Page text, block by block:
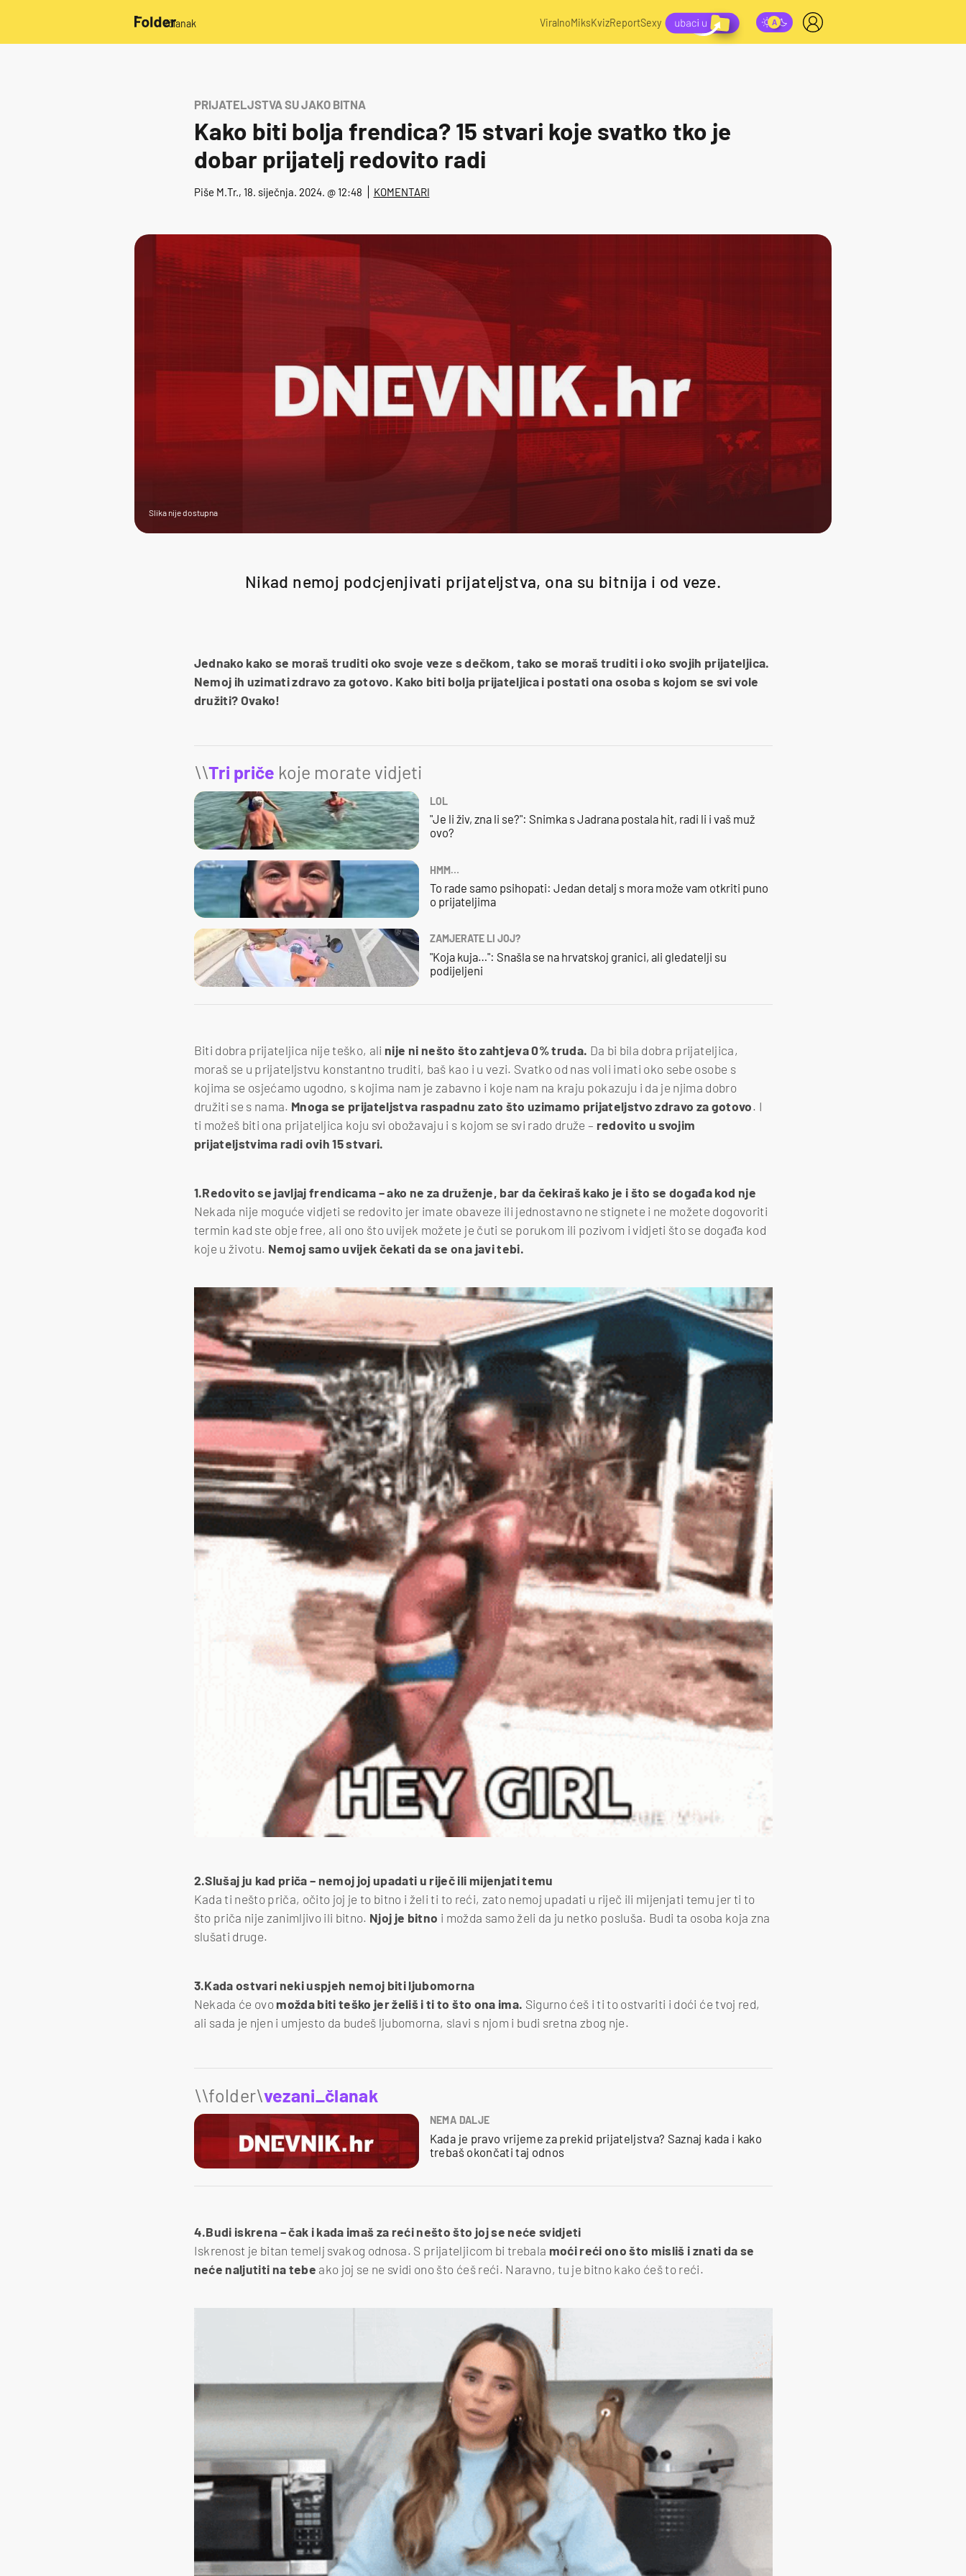
/članak ViralnoMiksKvizReportSexy
PRIJATELJSTVA SU JAKO BITNA
Kako biti bolja frendica? 15 stvari koje svatko tko je
dobar prijatelj redovito radi
Piše M.Tr., 18. siječnja. 2024. @ 12:48 KOMENTARI
Slika nije dostupna
Nikad nemoj podcjenjivati prijateljstva, ona su bitnija i od veze.
Jednako kako se moraš truditi oko svoje veze s dečkom, tako se moraš truditi i oko svojih prijateljica.
Nemoj ih uzimati zdravo za gotovo. Kako biti bolja prijateljica i postati ona osoba s kojom se svi vole
družiti? Ovako!
\\Tri priče koje morate vidjeti
LOL
"Je li živ, zna li se?": Snimka s Jadrana postala hit, radi li i vaš muž
ovo?
HMM…
To rade samo psihopati: Jedan detalj s mora može vam otkriti puno
o prijateljima
ZAMJERATE LI JOJ?
"Koja kuja…": Snašla se na hrvatskoj granici, ali gledatelji su
podijeljeni
Biti dobra prijateljica nije teško, ali nije ni nešto što zahtjeva 0% truda. Da bi bila dobra prijateljica,
moraš se u prijateljstvu konstantno truditi, baš kao i u vezi. Svatko od nas voli imati oko sebe osobe s
kojima se osjećamo ugodno, s kojima nam je zabavno i koje nam na kraju pokazuju i da je njima dobro
družiti se s nama. Mnoga se prijateljstva raspadnu zato što uzimamo prijateljstvo zdravo za gotovo. I
ti možeš biti ona prijateljica koju svi obožavaju i s kojom se svi rado druže – redovito u svojim
prijateljstvima radi ovih 15 stvari.
1.Redovito se javljaj frendicama – ako ne za druženje, bar da čekiraš kako je i što se događa kod nje
Nekada nije moguće vidjeti se redovito jer imate obaveze ili jednostavno ne stignete i ne možete dogovoriti
termin kad ste obje free, ali ono što uvijek možete je čuti se porukom ili pozivom i vidjeti što se događa kod
koje u životu. Nemoj samo uvijek čekati da se ona javi tebi.
2.Slušaj ju kad priča – nemoj joj upadati u riječ ili mijenjati temu
Kada ti nešto priča, očito joj je to bitno i želi ti to reći, zato nemoj upadati u riječ ili mijenjati temu jer ti to
što priča nije zanimljivo ili bitno. Njoj je bitno i možda samo želi da ju netko posluša. Budi ta osoba koja zna
slušati druge.
3.Kada ostvari neki uspjeh nemoj biti ljubomorna
Nekada će ovo možda biti teško jer želiš i ti to što ona ima. Sigurno ćeš i ti to ostvariti i doći će tvoj red,
ali sada je njen i umjesto da budeš ljubomorna, slavi s njom i budi sretna zbog nje.
\\folder\vezani_članak
NEMA DALJE
Kada je pravo vrijeme za prekid prijateljstva? Saznaj kada i kako
trebaš okončati taj odnos
4.Budi iskrena – čak i kada imaš za reći nešto što joj se neće svidjeti
Iskrenost je bitan temelj svakog odnosa. S prijateljicom bi trebala moći reći ono što misliš i znati da se
neće naljutiti na tebe ako joj se ne svidi ono što ćeš reći. Naravno, tu je bitno kako ćeš to reći.